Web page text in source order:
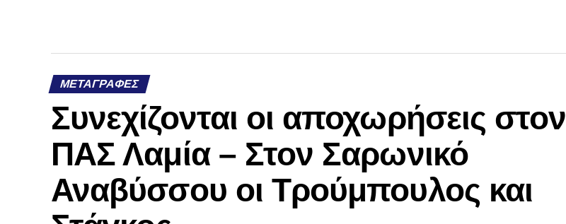
ΜΕΤΑΓΡΑΦΈΣ
Συνεχίζονται οι αποχωρήσεις στον
ΠΑΣ Λαμία – Στον Σαρωνικό
Αναβύσσου οι Τρούμπουλος και